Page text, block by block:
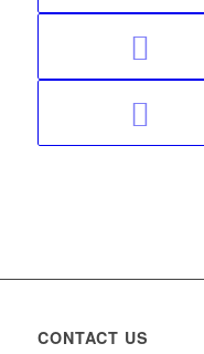
CONTACT US